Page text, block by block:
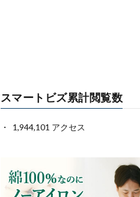
スマートビズ累計閲覧数
1,944,101 アクセス